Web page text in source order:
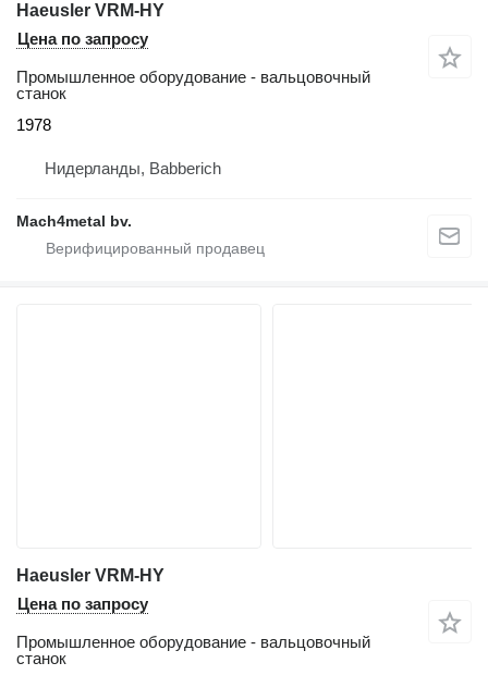
Haeusler VRM-HY
Цена по запросу
Промышленное оборудование - вальцовочный
станок
1978
Нидерланды, Babberich
Mach4metal bv.
Haeusler VRM-HY
Цена по запросу
Промышленное оборудование - вальцовочный
станок